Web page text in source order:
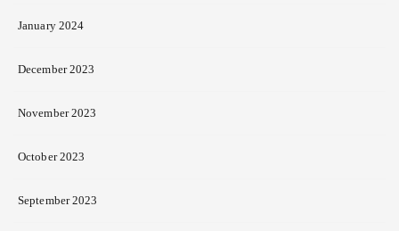
January 2024
December 2023
November 2023
October 2023
September 2023